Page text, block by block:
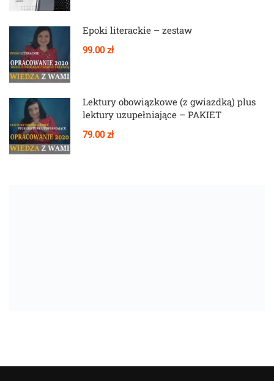
Epoki literackie – zestaw
99.00 zł
Lektury obowiązkowe (z gwiazdką) plus
lektury uzupełniające – PAKIET
79.00 zł